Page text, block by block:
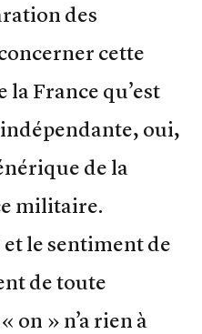
des
cette
la France qu’est
indépendante, oui,
de la
militaire.
le sentiment de
de toute
on » n’a rien à